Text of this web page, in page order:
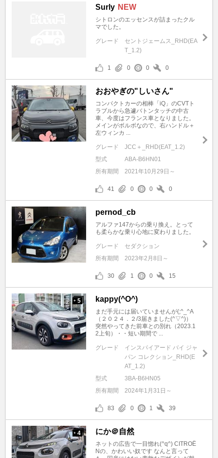
Surly NEW
シトロンのエッセンスが詰まったクル
マでした。
グレード
セントジェームス_RHD(EA
T_1.2)
1 0 0 0
おおやぎの"しいさん"
コンパクトカーの相棒「iQ」のCVTト
ラブルから急遽バトンタッチの中古
車、今度はフランス車となりました。
メインがボルボなので、右ハンドル＋
左ウィンカ ...
グレード
JCC＋_RHD(EAT_1.2)
型式
ABA-B6HN01
所有期間
2021年10月29日～
41 0 0 0
pernod_cb
アルファ147からの乗り換え。とって
も柔らかな乗り心地に変わりました。
グレード
セダクション
所有期間
2023年2月8日～
30 1 0 15
+ 5 kappy(^O^)
まだ手元には届いていませんが(;^_^A
（２０２４．２/3届きました(^▽^)）
突然やってきた前車との別れ（2023.1
2上旬）・・短い期間で ...
グレード
インスパイアード バイ ジャ
パン コレクション_RHD(E
AT_1.2)
型式
3BA-B6HN05
所有期間
2024年1月31日～
83 0 1 39
+ 4 にか＠自然
ネットの広告で一目惚れ(^q^) CITROË
Nの、かわいい奴です なんと言って